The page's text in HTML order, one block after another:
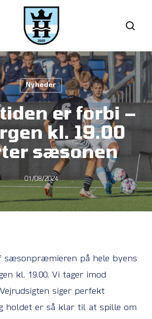
Nyheder
er forbi –
kl. 19.00
sæsonen
01/08/2024
sæsonpræmieren på hele byens
kl. 19.00. Vi tager imod
siger perfekt
holdet er så klar til at spille om